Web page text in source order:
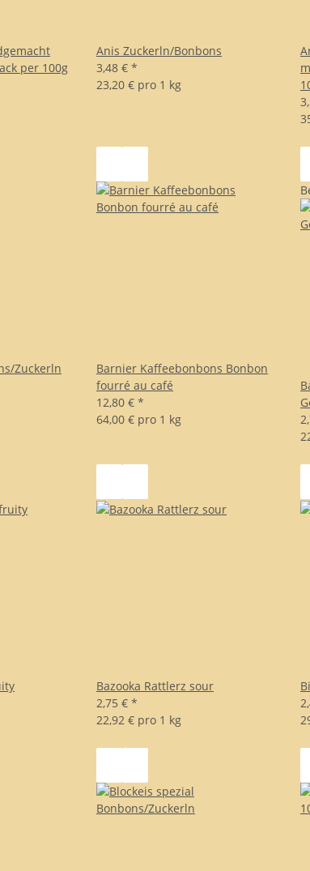
per 100g
Anis Zuckerln/Bonbons
3,48 € *
23,20 € pro 1 kg
Zuckerln
Barnier Kaffeebonbons Bonbon
fourré au café
12,80 € *
64,00 € pro 1 kg
Bazooka Rattlerz sour
2,75 € *
22,92 € pro 1 kg